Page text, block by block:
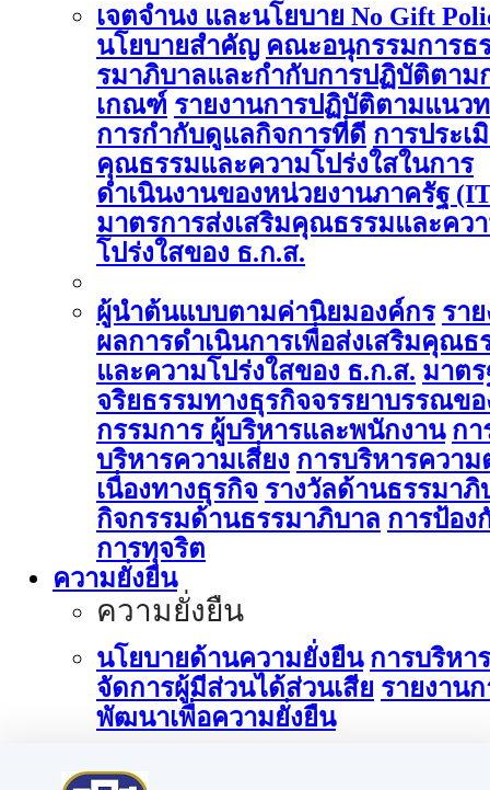
เจตจำนง และนโยบาย No Gift
นโยบายสำคัญ คณะอนุกรรมการธ
รมาภิบาลและกำกับการปฏิบัติตาม
เกณฑ์ รายงานการปฏิบัติตามแนว
การกำกับดูแลกิจการที่ดี การประเ
คุณธรรมและความโปร่งใสในการ
ดำเนินงานของหน่วยงานภาครัฐ
มาตรการส่งเสริมคุณธรรมและคว
โปร่งใสของ ธ.ก.ส.
ผู้นำต้นแบบตามค่านิยมองค์กร รา
ผลการดำเนินการเพื่อส่งเสริมคุณธ
และความโปร่งใสของ ธ.ก.ส. มาต
จริยธรรมทางธุรกิจจรรยาบรรณขอ
กรรมการ ผู้บริหารและพนักงาน กา
บริหารความเสี่ยง การบริหารความ
เนื่องทางธุรกิจ รางวัลด้านธรรมาภิ
กิจกรรมด้านธรรมาภิบาล การป้อง
การทุจริต
ความยั่งยืน
ความยั่งยืน
นโยบายด้านความยั่งยืน การบริหาร
จัดการผู้มีส่วนได้ส่วนเสีย รายงานก
พัฒนาเพื่อความยั่งยืน
การบริหารจัดการด้านนวัตกรรม